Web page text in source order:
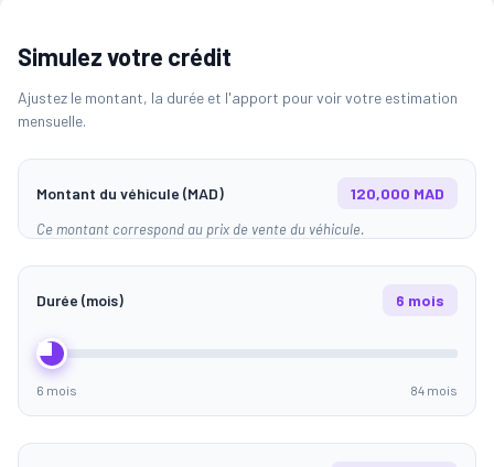
Simulez votre crédit
Ajustez le montant, la durée et l'apport pour voir votre estimation
mensuelle.
Montant du véhicule (MAD) 120,000 MAD
Ce montant correspond au prix de vente du véhicule.
Durée (mois) 6 mois
6 mois 84 mois